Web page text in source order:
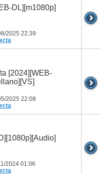
DL][m1080p]
2025 22:39
[2024][WEB-
2025 22:08
2024 01:06